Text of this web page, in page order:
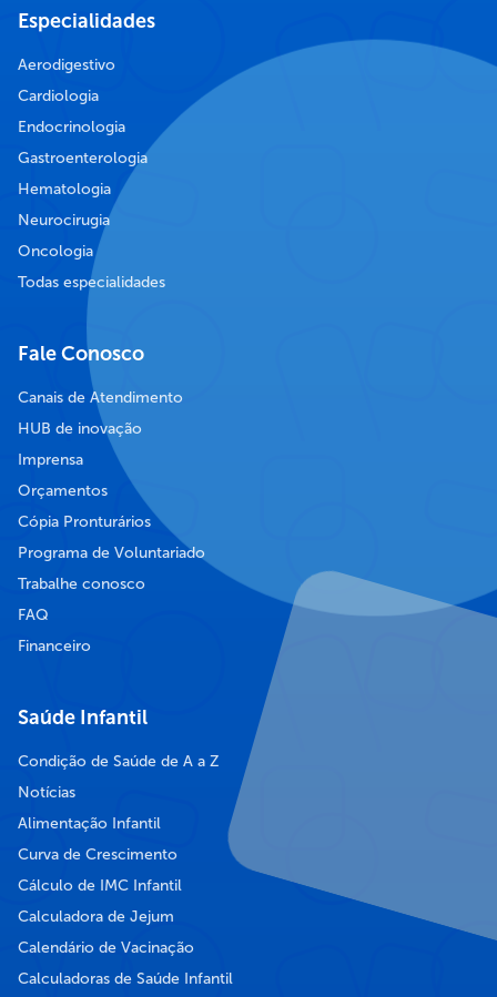
Especialidades
Aerodigestivo
Cardiologia
Endocrinologia
Gastroenterologia
Hematologia
Neurocirugia
Oncologia
Todas especialidades
Fale Conosco
Canais de Atendimento
HUB de inovação
Imprensa
Orçamentos
Cópia Pronturários
Programa de Voluntariado
Trabalhe conosco
FAQ
Financeiro
Saúde Infantil
Condição de Saúde de A a Z
Notícias
Alimentação Infantil
Curva de Crescimento
Cálculo de IMC Infantil
Calculadora de Jejum
Calendário de Vacinação
Calculadoras de Saúde Infantil